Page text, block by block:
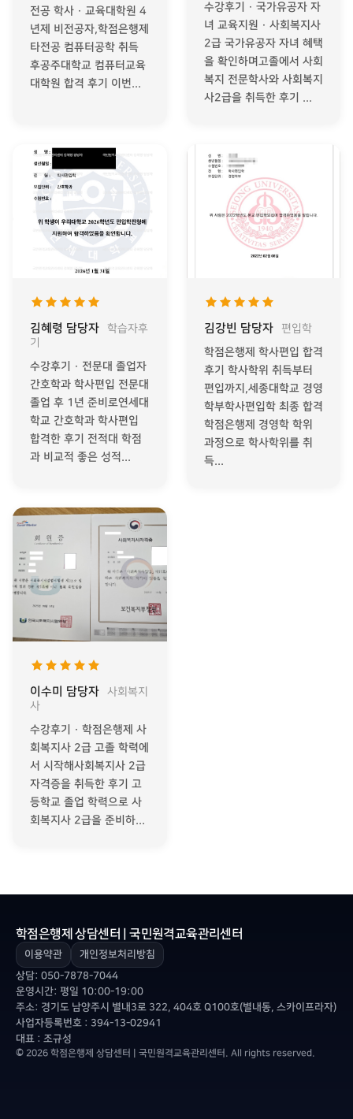
전공 학사 · 교육대학원 4
년제 비전공자,학점은행제
타전공 컴퓨터공학 취득
후공주대학교 컴퓨터교육
대학원 합격 후기 이번...
수강후기 · 국가유공자 자
녀 교육지원 · 사회복지사
2급 국가유공자 자녀 혜택
을 확인하며고졸에서 사회
복지 전문학사와 사회복지
사2급을 취득한 후기 ...
김혜령 담당자
학습자후
기
수강후기 · 전문대 졸업자
간호학과 학사편입 전문대
졸업 후 1년 준비로연세대
학교 간호학과 학사편입
합격한 후기 전적대 학점
과 비교적 좋은 성적...
김강빈 담당자 편입학
학점은행제 학사편입 합격
후기 학사학위 취득부터
편입까지,세종대학교 경영
학부학사편입학 최종 합격
학점은행제 경영학 학위
과정으로 학사학위를 취
득...
이수미 담당자
사회복지
사
수강후기 · 학점은행제 사
회복지사 2급 고졸 학력에
서 시작해사회복지사 2급
자격증을 취득한 후기 고
등학교 졸업 학력으로 사
회복지사 2급을 준비하...
학점은행제 상담센터 | 국민원격교육관리센터
이용약관
개인정보처리방침
상담: 050-7878-7044
운영시간: 평일 10:00-19:00
주소: 경기도 남양주시 별내3로 322, 404호 Q100호(별내동, 스카이프라자)
사업자등록번호 : 394-13-02941
대표 : 조규성
© 2026 학점은행제 상담센터 | 국민원격교육관리센터. All rights reserved.